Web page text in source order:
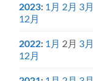
2023: 1月 2月 3月
12月
2022: 1月 2月 3月
12月